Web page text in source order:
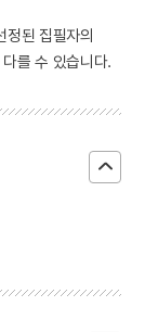
정된 집필자의
를 수 있습니다.